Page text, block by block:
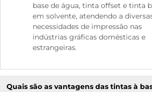
base de água, tinta offset e tinta
em solvente, atendendo a
necessidades de impressão nas
indústrias gráficas domésticas e
estrangeiras.
Quais são as vantagens das tintas à